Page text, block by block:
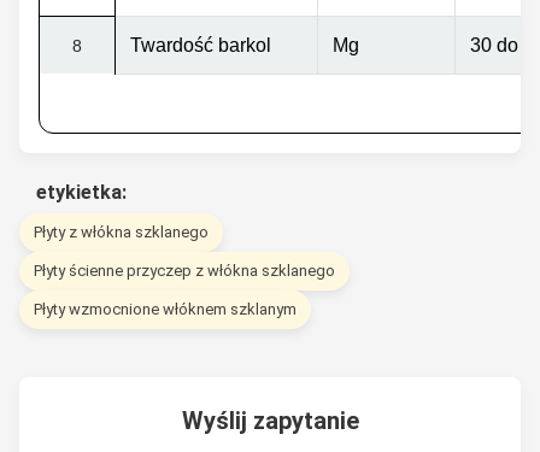
8 Twardość barkol Mg 30 do
etykietka:
Płyty z włókna szklanego
Płyty ścienne przyczep z włókna szklanego
Płyty wzmocnione włóknem szklanym
Wyślij zapytanie